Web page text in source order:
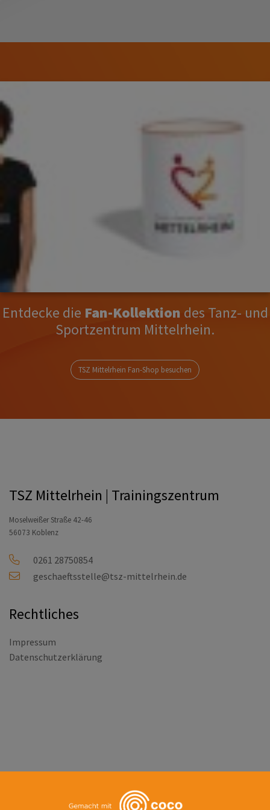
Entdecke die Fan-Kollektion des Tanz- und
Sportzentrum Mittelrhein.
TSZ Mittelrhein Fan-Shop besuchen
TSZ Mittelrhein | Trainingszentrum
Moselweißer Straße 42-46
56073 Koblenz
0261 28750854
geschaeftsstelle@tsz-mittelrhein.de
Rechtliches
Impressum
Datenschutzerklärung